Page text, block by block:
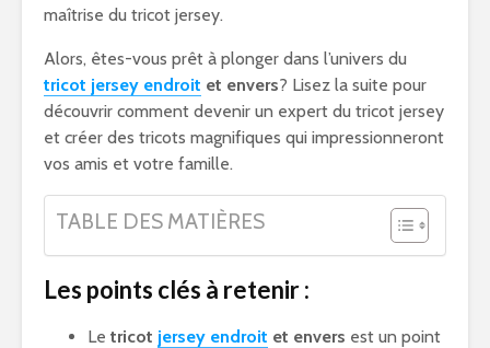
maîtrise du tricot jersey.
Alors, êtes-vous prêt à plonger dans l’univers du
tricot jersey endroit et envers? Lisez la suite pour
découvrir comment devenir un expert du tricot jersey
et créer des tricots magnifiques qui impressionneront
vos amis et votre famille.
TABLE DES MATIÈRES
Les points clés à retenir :
Le tricot jersey endroit et envers est un point